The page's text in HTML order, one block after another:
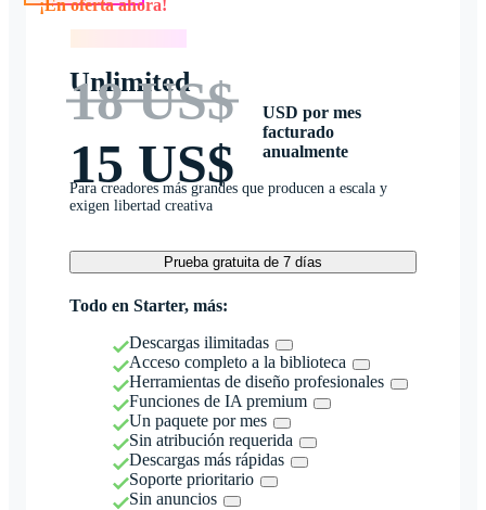
Unlimited
18 US$
15 US$
USD por mes
facturado
anualmente
Para creadores más grandes que producen a escala y
exigen libertad creativa
Prueba gratuita de 7 días
Todo en Starter, más:
Descargas ilimitadas
Acceso completo a la biblioteca
Herramientas de diseño profesionales
Funciones de IA premium
Un paquete por mes
Sin atribución requerida
Descargas más rápidas
Soporte prioritario
Sin anuncios